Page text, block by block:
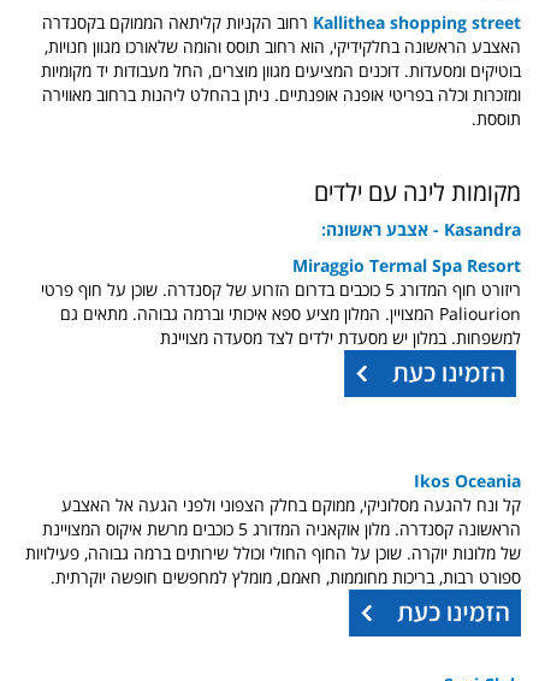
Kallithea shopping street רחוב הקניות קליתאה הממוקם בקסנדרה
האצבע הראשונה בחלקידיקי, הוא רחוב תוסס והומה שלאורכו מגוון חנויות,
בוטיקים ומסעדות. דוכנים המציעים מגוון מוצרים, החל מעבודות יד מקומיות
ומזכרות וכלה בפריטי אופנה אופנתיים. ניתן בהחלט ליהנות ברחוב מאווירה
תוססת.
מקומות לינה עם ילדים
Kasandra - אצבע ראשונה:
Miraggio Termal Spa Resort
ריזורט חוף המדורג 5 כוכבים בדרום הזרוע של קסנדרה. שוכן על חוף פרטי
Paliourion המצויין. המלון מציע ספא איכותי וברמה גבוהה. מתאים גם
למשפחות. במלון יש מסעדת ילדים לצד מסעדה מצויינת
Ikos Oceania
קל ונח להגעה מסלוניקי, ממוקם בחלק הצפוני ולפני הגעה אל האצבע
הראשונה קסנדרה. מלון אוקאניה המדורג 5 כוכבים מרשת איקוס המצויינת
של מלונות יוקרה. שוכן על החוף החולי וכולל שירותים ברמה גבוהה, פעילויות
ספורט רבות, בריכות מחוממות, חאמם, מומלץ למחפשים חופשה יוקרתית.